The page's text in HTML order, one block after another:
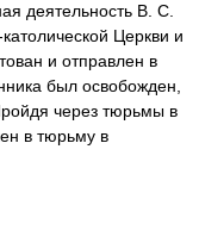
деятельность В. С.
Церкви и
и отправлен в
был освобожден,
через тюрьмы в
в тюрьму в